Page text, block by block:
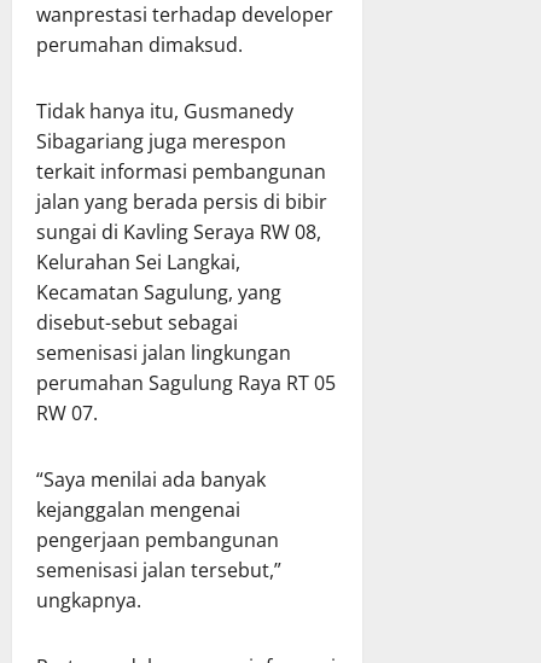
wanprestasi terhadap developer
perumahan dimaksud.
Tidak hanya itu, Gusmanedy
Sibagariang juga merespon
terkait informasi pembangunan
jalan yang berada persis di bibir
sungai di Kavling Seraya RW 08,
Kelurahan Sei Langkai,
Kecamatan Sagulung, yang
disebut-sebut sebagai
semenisasi jalan lingkungan
perumahan Sagulung Raya RT 05
RW 07.
“Saya menilai ada banyak
kejanggalan mengenai
pengerjaan pembangunan
semenisasi jalan tersebut,”
ungkapnya.